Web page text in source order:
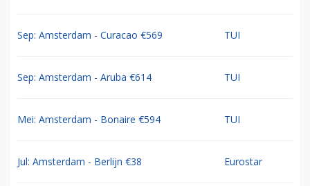
Sep: Amsterdam - Curacao €569 TUI
Sep: Amsterdam - Aruba €614 TUI
Mei: Amsterdam - Bonaire €594 TUI
Jul: Amsterdam - Berlijn €38 Eurostar